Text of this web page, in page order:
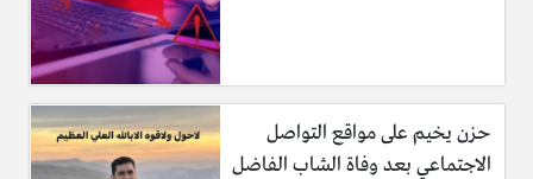
حزن يخيم على مواقع التواصل
الاجتماعي بعد وفاة الشاب الفاضل